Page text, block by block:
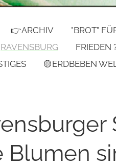
👉ARCHIV "BROT"
RAVENSBURG FRIEDEN
🟡ERDBEBEN